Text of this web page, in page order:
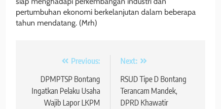
pertumbuhan ekonomi berkelanjutan dalam beberapa
tahun mendatang. (Mrh)
Navigasi
pos
Previous:
DPMPTSP Bontang
Ingatkan Pelaku Usaha
Wajib Lapor LKPM
Next:
RSUD Tipe D Bontang
Terancam Mandek,
DPRD Khawatir